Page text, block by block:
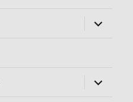
öffnen
öffnen